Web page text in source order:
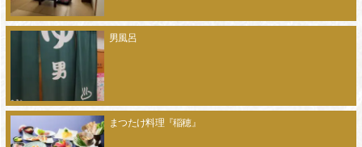
男風呂
まつたけ料理『稲穂』